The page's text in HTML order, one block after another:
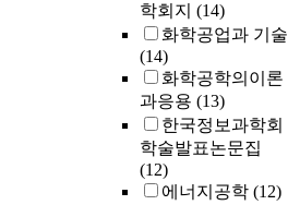
학회지 (14)
화학공업과 기술
(14)
화학공학의이론
과응용 (13)
한국정보과학회
학술발표논문집
(12)
에너지공학 (12)